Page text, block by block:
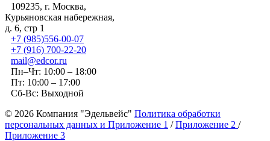
109235, г. Москва,
Курьяновская набережная,
д. 6, стр 1
+7 (985)556-00-07
+7 (916) 700-22-20
mail@edcor.ru
Пн–Чт: 10:00 – 18:00
Пт: 10:00 – 17:00
Сб-Вс: Выходной
© 2026 Компания "Эдельвейс" Политика обработки
персональных данных и Приложение 1 /Приложение 2 /
Приложение 3